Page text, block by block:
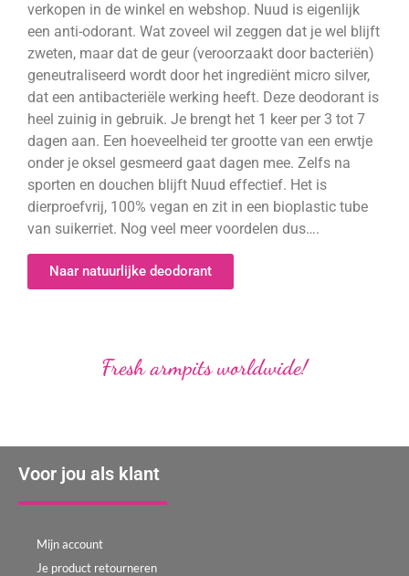
verkopen in de winkel en webshop. Nuud is eigenlijk
een anti-odorant. Wat zoveel wil zeggen dat je wel blijft
zweten, maar dat de geur (veroorzaakt door bacteriën)
geneutraliseerd wordt door het ingrediënt micro silver,
dat een antibacteriële werking heeft. Deze deodorant is
heel zuinig in gebruik. Je brengt het 1 keer per 3 tot 7
dagen aan. Een hoeveelheid ter grootte van een erwtje
onder je oksel gesmeerd gaat dagen mee. Zelfs na
sporten en douchen blijft Nuud effectief. Het is
dierproefvrij, 100% vegan en zit in een bioplastic tube
van suikerriet. Nog veel meer voordelen dus….
Naar natuurlijke deodorant
Fresh armpits worldwide!
Voor jou als klant
Mijn account
Je product retourneren